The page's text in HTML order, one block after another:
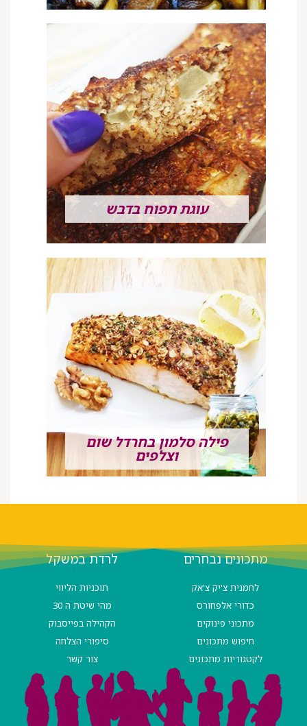
עוגת תפוח בדבש
פילה סלמון בחרדל שום
וצלפים
מתכונים נבחרים
לחמנית צ'יק צ'אק
כדורי אלפחורס
מתכוני פינוקים
חיפוש מתכונים
לקטגוריות מתכונים
לרדת במשקל
תוכניות הליווי
מהי שיטת ה 30
הקהילה בפייסבוק
סיפורי הצלחה
צור קשר